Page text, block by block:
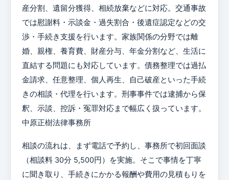
産分割、遺留分獲得、相続放棄などに対応。交通事故
では慰謝料・示談金・過失割合・後遺症認定などの交
渉・手続き支援を行います。家族関係の分野では離
婚、親権、養育費、財産分与、年金分割など、生活に
直結する問題にも対応しています。債務整理では過払
金請求、任意整理、個人再生、自己破産といった手続
きの相談・代理を行います。刑事事件では逮捕から保
釈、示談、控訴・冤罪対応まで幅広く扱っています。
中原正樹法律事務所
相談の流れは、まず電話で予約し、事務所で初回面談
（相談料 30分 5,500円）を実施。そこで事情を丁寧
に聞き取り、手続きにかかる報酬や費用の見積もりを